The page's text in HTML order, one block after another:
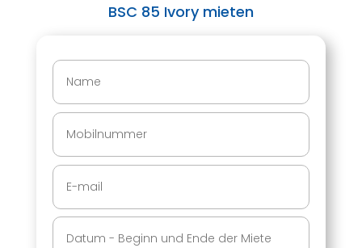
BSC 85 Ivory mieten